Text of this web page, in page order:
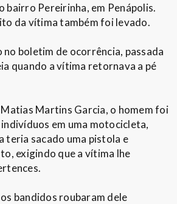
bairro Pereirinha, em Penápolis.
da vítima também foi levado.
boletim de ocorrência, passada
quando a vítima retornava a pé
Martins Garcia, o homem foi
em uma motocicleta,
teria sacado uma pistola e
exigindo que a vítima lhe
bandidos roubaram dele